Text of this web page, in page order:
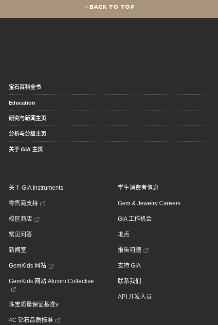
BACK TO TOP
宝石百科全书
Education
研究与新闻主页
分析与分级主页
关于 GIA 主页
关于 GIA Instruments
零售商支持
校区商店
常见问答
新闻室
GemKids 网站
GemKids 网站 Alumni Collective
珠宝质量保证基准v
4C 钻石品质标准
学生消费者信息
Gem & Jewelry Careers
GIA 工作机会
地点
报告问题
支持 GIA
联系我们
API 开发人员